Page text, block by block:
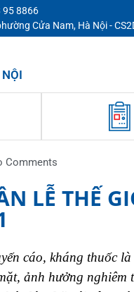
95 8866
Cửa Nam, Hà Nội -
Comments
LỄ THẾ
cáo, kháng thuốc
ảnh hưởng